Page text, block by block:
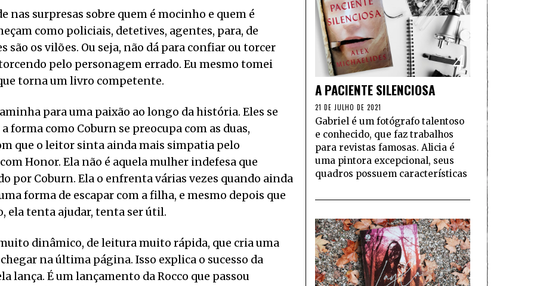
nas surpresas sobre quem é mocinho e quem é
como policiais, detetives, agentes, para, de
são os vilões. Ou seja, não dá para confiar ou torcer
pelo personagem errado. Eu mesmo tomei
torna um livro competente.
para uma paixão ao longo da história. Eles se
forma como Coburn se preocupa com as duas,
que o leitor sinta ainda mais simpatia pelo
Honor. Ela não é aquela mulher indefesa que
por Coburn. Ela o enfrenta várias vezes quando ainda
forma de escapar com a filha, e mesmo depois que
ela tenta ajudar, tenta ser útil.
dinâmico, de leitura muito rápida, que cria uma
na última página. Isso explica o sucesso da
lança. É um lançamento da Rocco que passou
4
A PACIENTE SILENCIOSA
21 DE JULHO DE 2021
Gabriel é um fotógrafo talentoso
e conhecido, que faz trabalhos
para revistas famosas. Alicia é
uma pintora excepcional, seus
quadros possuem características